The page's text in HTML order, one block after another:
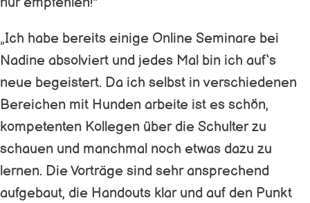
„Ich habe bereits einige Online Seminare bei
Nadine absolviert und jedes Mal bin ich auf‘s
neue begeistert. Da ich selbst in verschiedenen
Bereichen mit Hunden arbeite ist es schön,
kompetenten Kollegen über die Schulter zu
schauen und manchmal noch etwas dazu zu
lernen. Die Vorträge sind sehr ansprechend
aufgebaut, die Handouts klar und auf den Punkt